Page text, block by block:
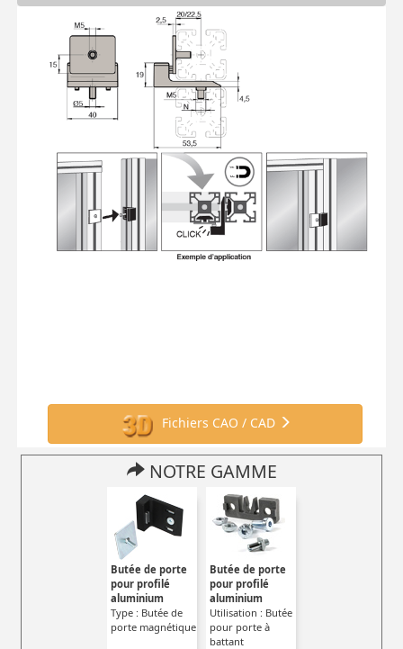
Fichiers CAO / CAD
NOTRE GAMME
Butée de porte
pour profilé
aluminium
Type : Butée de
porte magnétique
Butée de porte
pour profilé
aluminium
Utilisation : Butée
pour porte à
battant